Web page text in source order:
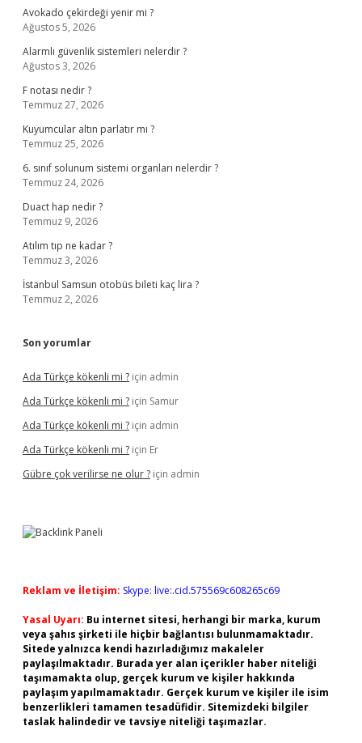
Avokado çekirdeği yenir mi ?
Ağustos 5, 2026
Alarmlı güvenlik sistemleri nelerdir ?
Ağustos 3, 2026
F notası nedir ?
Temmuz 27, 2026
Kuyumcular altın parlatır mı ?
Temmuz 25, 2026
6. sınıf solunum sistemi organları nelerdir ?
Temmuz 24, 2026
Duact hap nedir ?
Temmuz 9, 2026
Atılım tıp ne kadar ?
Temmuz 3, 2026
İstanbul Samsun otobüs bileti kaç lira ?
Temmuz 2, 2026
Son yorumlar
Ada Türkçe kökenli mi ? için admin
Ada Türkçe kökenli mi ? için Samur
Ada Türkçe kökenli mi ? için admin
Ada Türkçe kökenli mi ? için Er
Gübre çok verilirse ne olur ? için admin
Reklam ve İletişim: Skype: live:.cid.575569c608265c69
Yasal Uyarı: Bu internet sitesi, herhangi bir marka, kurum
veya şahıs şirketi ile hiçbir bağlantısı bulunmamaktadır.
Sitede yalnızca kendi hazırladığımız makaleler
paylaşılmaktadır. Burada yer alan içerikler haber niteliği
taşımamakta olup, gerçek kurum ve kişiler hakkında
paylaşım yapılmamaktadır. Gerçek kurum ve kişiler ile isim
benzerlikleri tamamen tesadüfidir. Sitemizdeki bilgiler
taslak halindedir ve tavsiye niteliği taşımazlar.